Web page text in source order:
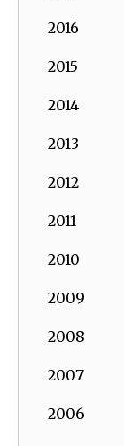
2016
2015
2014
2013
2012
2011
2010
2009
2008
2007
2006